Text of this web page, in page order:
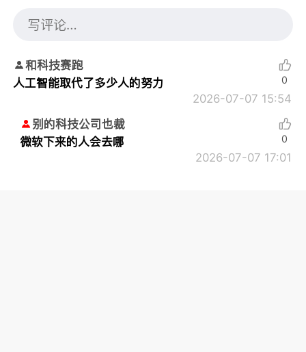
和科技赛跑
人工智能取代了多少人的努力
2026-07-07 15:54
0
别的科技公司也裁
微软下来的人会去哪
2026-07-07 17:01
0